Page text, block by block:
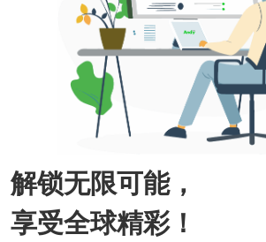
解锁无限可能，
享受全球精彩！